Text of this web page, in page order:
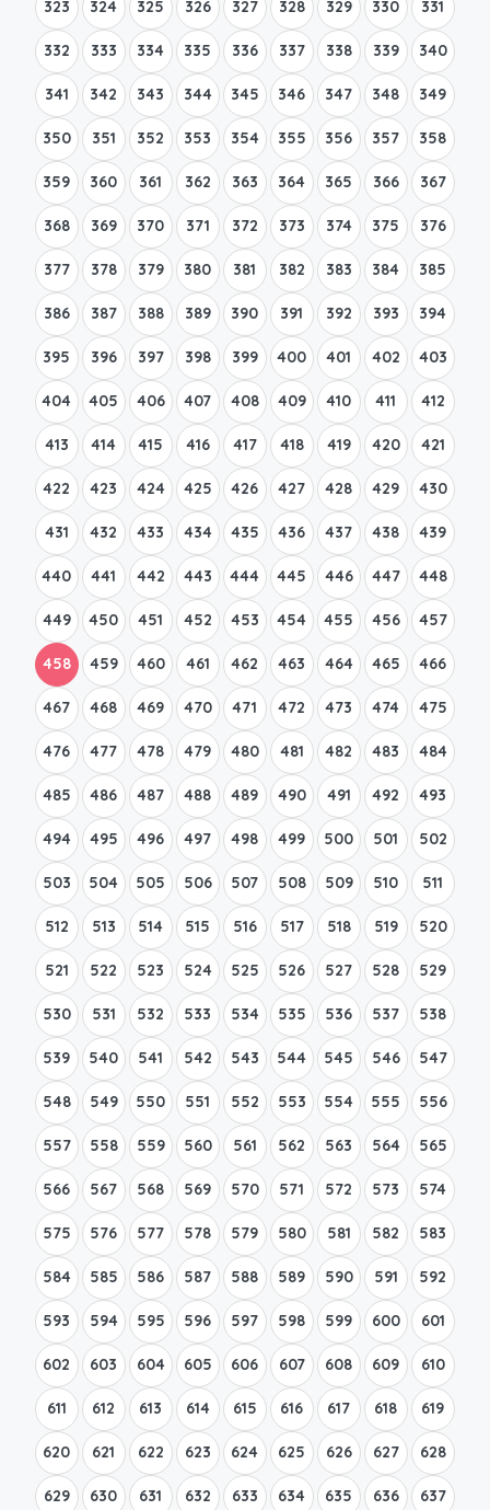
323 324 325 326 327 328 329 330 331
332 333 334 335 336 337 338 339 340
341 342 343 344 345 346 347 348 349
350 351 352 353 354 355 356 357 358
359 360 361 362 363 364 365 366 367
368 369 370 371 372 373 374 375 376
377 378 379 380 381 382 383 384 385
386 387 388 389 390 391 392 393 394
395 396 397 398 399 400 401 402 403
404 405 406 407 408 409 410 411 412
413 414 415 416 417 418 419 420 421
422 423 424 425 426 427 428 429 430
431 432 433 434 435 436 437 438 439
440 441 442 443 444 445 446 447 448
449 450 451 452 453 454 455 456 457
458 459 460 461 462 463 464 465 466
467 468 469 470 471 472 473 474 475
476 477 478 479 480 481 482 483 484
485 486 487 488 489 490 491 492 493
494 495 496 497 498 499 500 501 502
503 504 505 506 507 508 509 510 511
512 513 514 515 516 517 518 519 520
521 522 523 524 525 526 527 528 529
530 531 532 533 534 535 536 537 538
539 540 541 542 543 544 545 546 547
548 549 550 551 552 553 554 555 556
557 558 559 560 561 562 563 564 565
566 567 568 569 570 571 572 573 574
575 576 577 578 579 580 581 582 583
584 585 586 587 588 589 590 591 592
593 594 595 596 597 598 599 600 601
602 603 604 605 606 607 608 609 610
611 612 613 614 615 616 617 618 619
620 621 622 623 624 625 626 627 628
629 630 631 632 633 634 635 636 637